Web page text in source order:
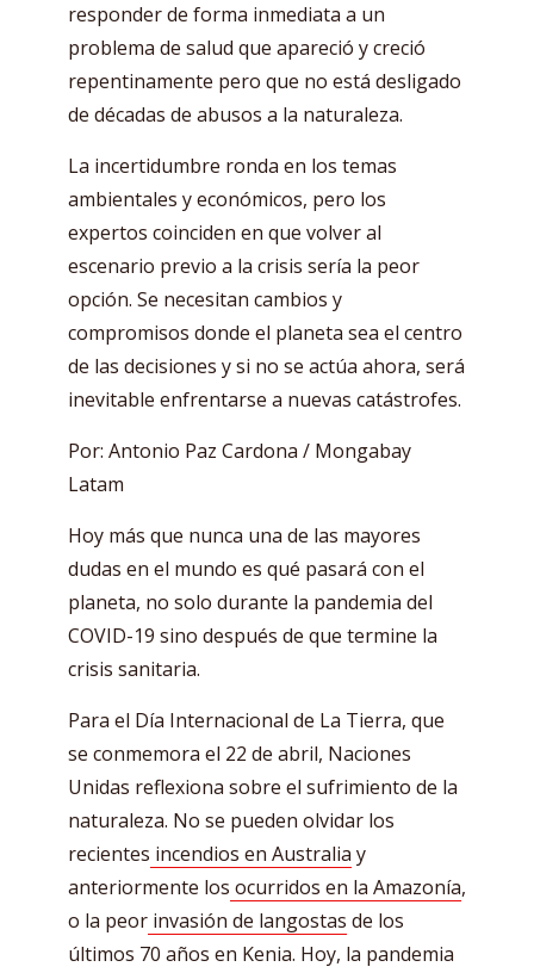
responder de forma inmediata a un
problema de salud que apareció y creció
repentinamente pero que no está desligado
de décadas de abusos a la naturaleza.
La incertidumbre ronda en los temas
ambientales y económicos, pero los
expertos coinciden en que volver al
escenario previo a la crisis sería la peor
opción. Se necesitan cambios y
compromisos donde el planeta sea el centro
de las decisiones y si no se actúa ahora, será
inevitable enfrentarse a nuevas catástrofes.
Por: Antonio Paz Cardona / Mongabay
Latam
Hoy más que nunca una de las mayores
dudas en el mundo es qué pasará con el
planeta, no solo durante la pandemia del
COVID-19 sino después de que termine la
crisis sanitaria.
Para el Día Internacional de La Tierra, que
se conmemora el 22 de abril, Naciones
Unidas reflexiona sobre el sufrimiento de la
naturaleza. No se pueden olvidar los
recientes incendios en Australia y
anteriormente los ocurridos en la Amazonía,
o la peor invasión de langostas de los
últimos 70 años en Kenia. Hoy, la pandemia